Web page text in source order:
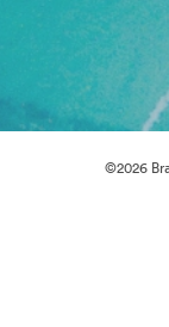
©2026